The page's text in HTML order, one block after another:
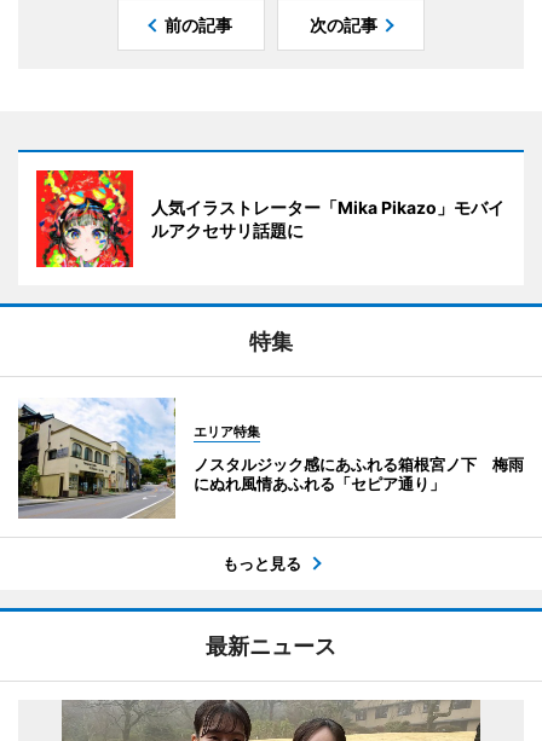
前の記事 次の記事
人気イラストレーター「Mika Pikazo」モバイ
ルアクセサリ話題に
特集
エリア特集
ノスタルジック感にあふれる箱根宮ノ下 梅雨
にぬれ風情あふれる「セピア通り」
もっと見る
最新ニュース